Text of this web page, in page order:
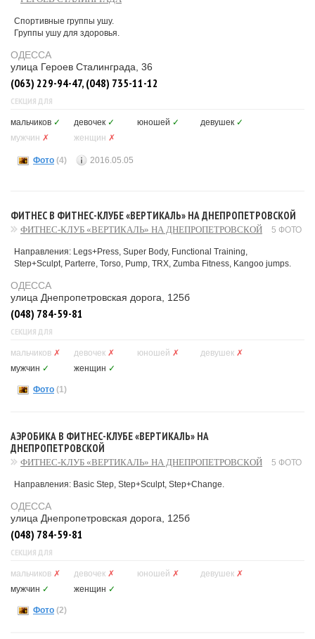
Спортивные группы ушу.
Группы ушу для здоровья.
ОДЕССА
улица Героев Сталинграда, 36
(063) 229-94-47, (048) 735-11-12
СЕКЦИЯ ДЛЯ
мальчиков ✓ девочек ✓ юношей ✓ девушек ✓
мужчин ✗ женщин ✗
Фото (4) 2016.05.05
ФИТНЕС В ФИТНЕС-КЛУБЕ «ВЕРТИКАЛЬ» НА ДНЕПРОПЕТРОВСКОЙ
ФИТНЕС-КЛУБ «ВЕРТИКАЛЬ» НА ДНЕПРОПЕТРОВСКОЙ 5 ФОТО
Направления: Legs+Press, Super Body, Functional Training,
Step+Sculpt, Parterre, Torso, Pump, TRX, Zumba Fitness, Kangoo jumps.
ОДЕССА
улица Днепропетровская дорога, 125б
(048) 784-59-81
СЕКЦИЯ ДЛЯ
мальчиков ✗ девочек ✗ юношей ✗ девушек ✗
мужчин ✓ женщин ✓
Фото (1)
АЭРОБИКА В ФИТНЕС-КЛУБЕ «ВЕРТИКАЛЬ» НА
ДНЕПРОПЕТРОВСКОЙ
ФИТНЕС-КЛУБ «ВЕРТИКАЛЬ» НА ДНЕПРОПЕТРОВСКОЙ 5 ФОТО
Направления: Basic Step, Step+Sculpt, Step+Change.
ОДЕССА
улица Днепропетровская дорога, 125б
(048) 784-59-81
СЕКЦИЯ ДЛЯ
мальчиков ✗ девочек ✗ юношей ✗ девушек ✗
мужчин ✓ женщин ✓
Фото (2)